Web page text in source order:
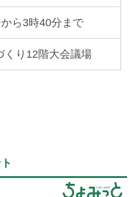
ら3時40分まで
くり12階大会議場